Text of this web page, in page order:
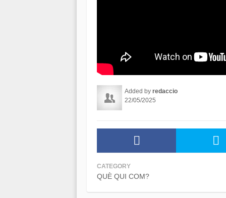
Added by redaccio
22/05/2025
CATEGORY
QUÈ QUI COM?